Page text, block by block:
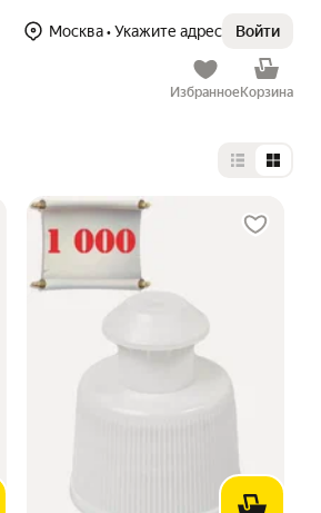
Москва• Укажите адрес Войти
Избранное Корзина
Выбор